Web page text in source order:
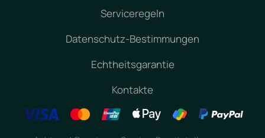
Serviceregeln
Datenschutz-Bestimmungen
Echtheitsgarantie
Kontakte